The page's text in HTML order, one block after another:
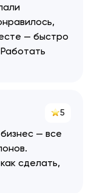
— быстро
5
— все
сделать,